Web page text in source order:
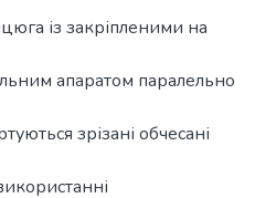
із закріпленими на
апаратом паралельно
зрізані обчесані